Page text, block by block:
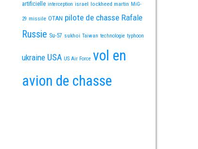
artificielle interception israel lockheed martin MiG-
29 missile OTAN pilote de chasse Rafale
Russie Su-57 sukhoi Taiwan technologie typhoon
ukraine USA US Air Force vol en
avion de chasse